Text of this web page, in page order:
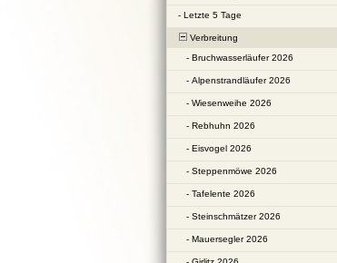
- Letzte 5 Tage
Verbreitung
- Bruchwasserläufer 2026
- Alpenstrandläufer 2026
- Wiesenweihe 2026
- Rebhuhn 2026
- Eisvogel 2026
- Steppenmöwe 2026
- Tafelente 2026
- Steinschmätzer 2026
- Mauersegler 2026